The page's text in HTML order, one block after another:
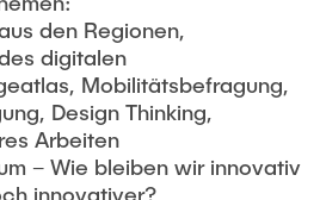
den Regionen,
digitalen
Mobilitätsbefragung,
Design Thinking,
Arbeiten
– Wie bleiben wir innovativ
innovativer?